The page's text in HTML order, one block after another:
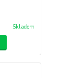
Skladem